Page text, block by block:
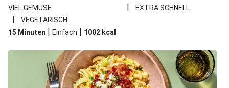
VIEL GEMÜSE
| EXTRA SCHNELL
|
VEGETARISCH
15 Minuten | Einfach | 1002 kcal